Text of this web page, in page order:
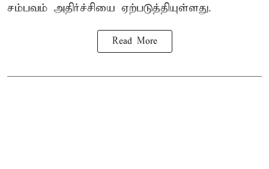
சம்பவம் அதிர்ச்சியை ஏற்படுத்தியுள்ளது.
Read More